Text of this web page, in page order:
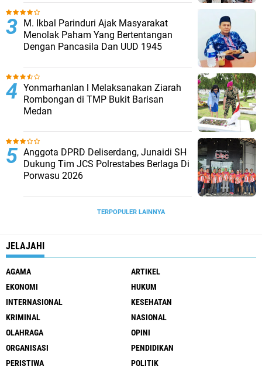
M. Ikbal Parinduri Ajak Masyarakat
Menolak Paham Yang Bertentangan
Dengan Pancasila Dan UUD 1945
Yonmarhanlan l Melaksanakan Ziarah
Rombongan di TMP Bukit Barisan
Medan
Anggota DPRD Deliserdang, Junaidi SH
Dukung Tim JCS Polrestabes Berlaga Di
Porwasu 2026
TERPOPULER LAINNYA
JELAJAHI
AGAMA
ARTIKEL
EKONOMI
HUKUM
INTERNASIONAL
KESEHATAN
KRIMINAL
NASIONAL
OLAHRAGA
OPINI
ORGANISASI
PENDIDIKAN
PERISTIWA
POLITIK